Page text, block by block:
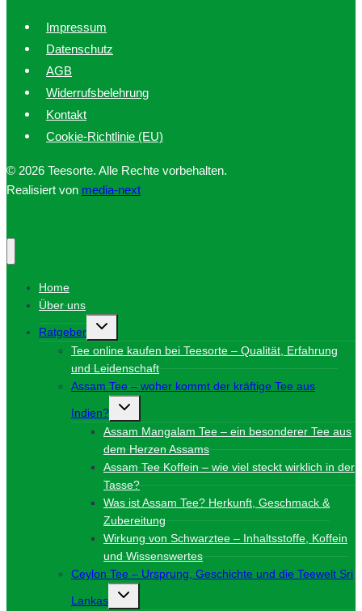
Impressum
Datenschutz
AGB
Widerrufsbelehrung
Kontakt
Cookie-Richtlinie (EU)
© 2026 Teesorte. Alle Rechte vorbehalten.
Realisiert von media-next
Home
Über uns
Ratgeber
Untermenü
Tee online kaufen bei Teesorte – Qualität, Erfahrung
und Leidenschaft
Assam Tee – woher kommt der kräftige Tee aus
Indien?
Untermenü
Assam Mangalam Tee – ein besonderer Tee aus
dem Herzen Assams
Assam Tee Koffein – wie viel steckt wirklich in der
Tasse?
Was ist Assam Tee? Herkunft, Geschmack &
Zubereitung
Wirkung von Schwarztee – Inhaltsstoffe, Koffein
und Wissenswertes
Ceylon Tee – Ursprung, Geschichte und die Teewelt Sri
Lankas
Untermenü